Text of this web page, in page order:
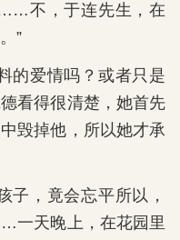
不，于连先生，在
”
的爱情吗？或者只是
看得很清楚，她首先
毁掉他，所以她才承
子，竟会忘平所以，
一天晚上，在花园里